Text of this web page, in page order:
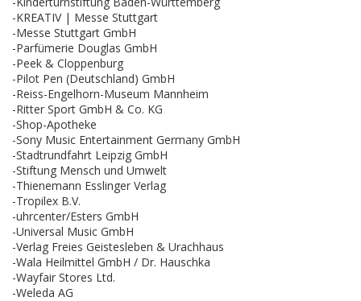
-KREATIV | Messe Stuttgart
-Messe Stuttgart GmbH
-Parfümerie Douglas GmbH
-Peek & Cloppenburg
-Pilot Pen (Deutschland) GmbH
-Reiss-Engelhorn-Museum Mannheim
-Ritter Sport GmbH & Co. KG
-Shop-Apotheke
-Sony Music Entertainment Germany GmbH
-Stadtrundfahrt Leipzig GmbH
-Stiftung Mensch und Umwelt
-Thienemann Esslinger Verlag
-Tropilex B.V.
-uhrcenter/Esters GmbH
-Universal Music GmbH
-Verlag Freies Geistesleben & Urachhaus
-Wala Heilmittel GmbH / Dr. Hauschka
-Wayfair Stores Ltd.
-Weleda AG